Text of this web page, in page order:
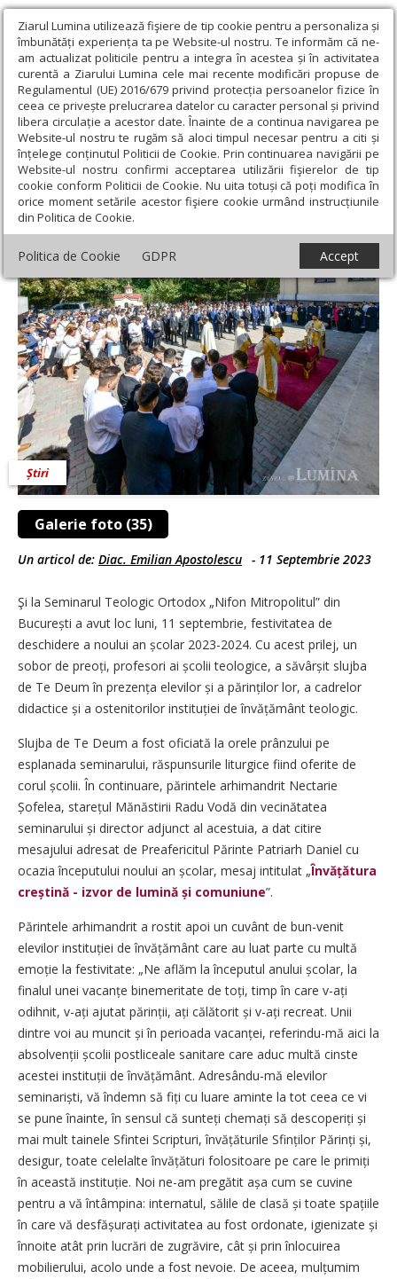
Ziarul Lumina utilizează fişiere de tip cookie pentru a personaliza și
îmbunătăți experiența ta pe Website-ul nostru. Te informăm că ne-
am actualizat politicile pentru a integra în acestea și în activitatea
curentă a Ziarului Lumina cele mai recente modificări propuse de
Regulamentul (UE) 2016/679 privind protecția persoanelor fizice în
ceea ce privește prelucrarea datelor cu caracter personal și privind
libera circulație a acestor date. Înainte de a continua navigarea pe
Website-ul nostru te rugăm să aloci timpul necesar pentru a citi și
înțelege conținutul Politicii de Cookie. Prin continuarea navigării pe
Website-ul nostru confirmi acceptarea utilizării fişierelor de tip
cookie conform Politicii de Cookie. Nu uita totuși că poți modifica în
orice moment setările acestor fişiere cookie urmând instrucțiunile
din Politica de Cookie.
Politica de Cookie GDPR Accept
Ziarul Lumina › Actualitate religioasă › Știri › Binecuvântare
pentru elevii seminarului bucureștean
Binecuvântare pentru elevii seminarului
bucureștean
Galerie foto (35)
Știri
Un articol de: Diac. Emilian Apostolescu - 11 Septembrie 2023
Şi la Seminarul Teologic Ortodox „Nifon Mitropolitul” din
București a avut loc luni, 11 septembrie, festivitatea de
deschidere a noului an școlar 2023-2024. Cu acest prilej, un
sobor de preoți, profesori ai școlii teologice, a săvârșit slujba
de Te Deum în prezența elevilor și a părinților lor, a cadrelor
didactice și a ostenitorilor instituției de învățământ teologic.
Slujba de Te Deum a fost oficiată la orele prânzului pe
esplanada seminarului, răspunsurile liturgice fiind oferite de
corul școlii. În continuare, părintele arhimandrit Nectarie
Șofelea, starețul Mănăstirii Radu Vodă din vecinătatea
seminarului și director adjunct al acestuia, a dat citire
mesajului adresat de Preafericitul Părinte Patriarh Daniel cu
ocazia începutului noului an școlar, mesaj intitulat „Învățătura
creștină - izvor de lumină și comuniune”.
Părintele arhimandrit a rostit apoi un cuvânt de bun-venit
elevilor instituției de învățământ care au luat parte cu multă
emoție la festivitate: „Ne aflăm la începutul anului școlar, la
finalul unei vacanțe binemeritate de toți, timp în care v-ați
odihnit, v-ați ajutat părinții, ați călătorit și v-ați recreat. Unii
dintre voi au muncit și în perioada vacanței, referindu-mă aici la
absol­venții școlii postliceale sanitare care aduc multă cinste
acestei instituții de învățământ. Adresându-mă elevilor
seminariști, vă îndemn să fiți cu luare aminte la tot ceea ce vi
se pune îna­inte, în sensul că sunteți chemați să desco­periți și
mai mult tainele Sfintei Scripturi, învățăturile Sfinților Părinți și,
desigur, toate celelalte învățături folositoare pe care le primiți
în această instituție. Noi ne-am pregătit așa cum se cuvine
pentru a vă întâmpina: internatul, sălile de clasă și toate spațiile
în care vă desfășurați activitatea au fost ordonate, igienizate și
înnoite atât prin lucrări de zugrăvire, cât și prin înlocuirea
mobilierului, acolo unde a fost nevoie. De aceea, mulțumim